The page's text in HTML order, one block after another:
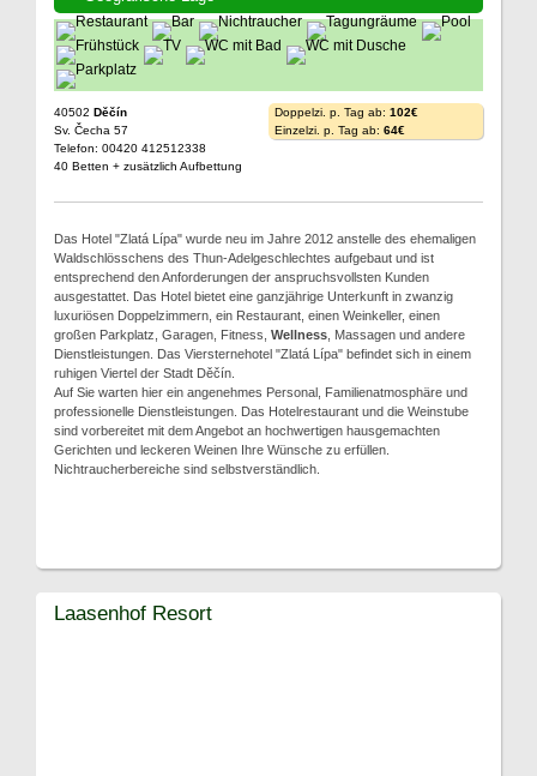
40502 Děčín
Sv. Čecha 57
Telefon: 00420 412512338
40 Betten + zusätzlich Aufbettung
Doppelzi. p. Tag ab: 102€
Einzelzi. p. Tag ab: 64€
Das Hotel "Zlatá Lípa" wurde neu im Jahre 2012 anstelle des ehemaligen
Waldschlösschens des Thun-Adelgeschlechtes aufgebaut und ist
entsprechend den Anforderungen der anspruchsvollsten Kunden
ausgestattet. Das Hotel bietet eine ganzjährige Unterkunft in zwanzig
luxuriösen Doppelzimmern, ein Restaurant, einen Weinkeller, einen
großen Parkplatz, Garagen, Fitness, Wellness , Massagen und andere
Dienstleistungen. Das Viersternehotel "Zlatá Lípa" befindet sich in einem
ruhigen Viertel der Stadt Děčín.
Auf Sie warten hier ein angenehmes Personal, Familienatmosphäre und
professionelle Dienstleistungen. Das Hotelrestaurant und die Weinstube
sind vorbereitet mit dem Angebot an hochwertigen hausgemachten
Gerichten und leckeren Weinen Ihre Wünsche zu erfüllen.
Nichtraucherbereiche sind selbstverständlich.
Laasenhof Resort